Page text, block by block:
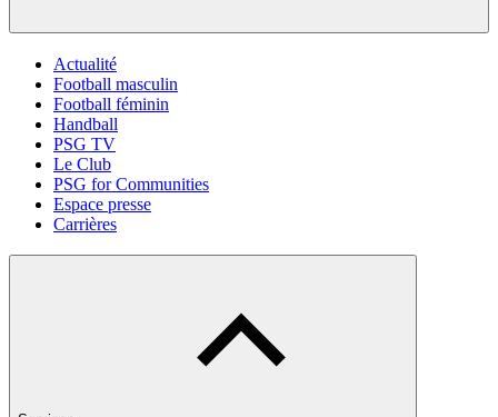
Actualité
Football masculin
Football féminin
Handball
PSG TV
Le Club
PSG for Communities
Espace presse
Carrières